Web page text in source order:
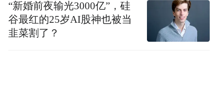
“新婚前夜输光3000亿”，硅
谷最红的25岁AI股神也被当
韭菜割了？